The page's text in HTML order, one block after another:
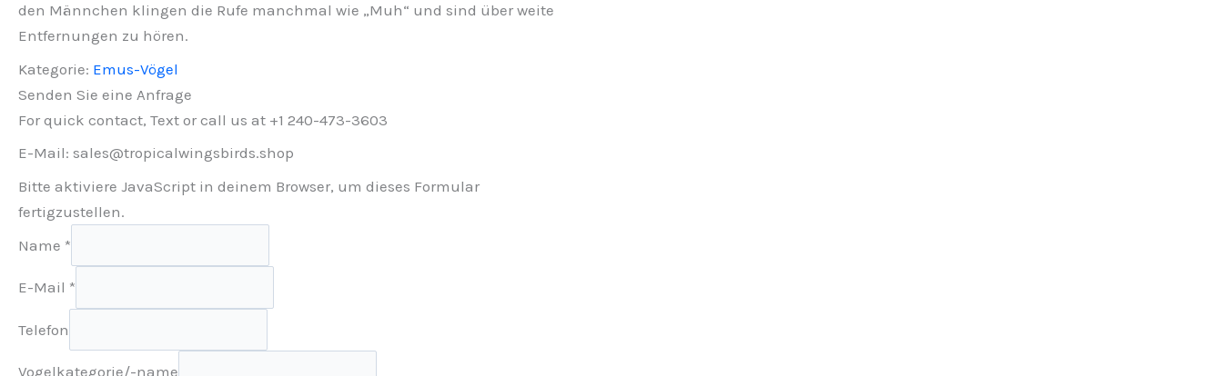
den Männchen klingen die Rufe manchmal wie „Muh“ und sind über weite
Entfernungen zu hören.
Kategorie: Emus-Vögel
Senden Sie eine Anfrage
For quick contact, Text or call us at +1 240-473-3603
E-Mail: sales@tropicalwingsbirds.shop
Bitte aktiviere JavaScript in deinem Browser, um dieses Formular
fertigzustellen.
Name *
E-Mail *
Telefon
Vogelkategorie/-name